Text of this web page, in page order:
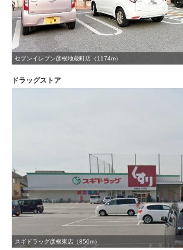
セブンイレブン彦根地蔵町店（1174m）
ドラッグストア
スギドラッグ彦根東店（850m）